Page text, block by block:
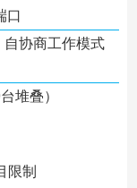
口
协商工作模式
堆叠）
限制